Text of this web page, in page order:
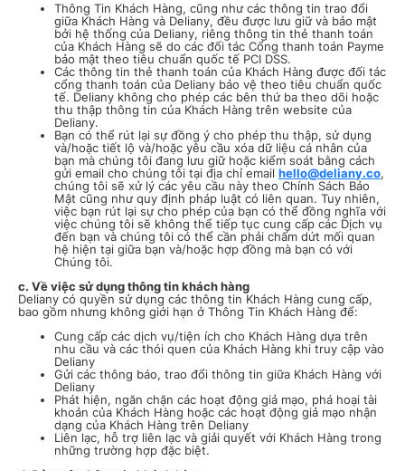
Thông Tin Khách Hàng, cũng như các thông tin trao đổi
giữa Khách Hàng và Deliany, đều được lưu giữ và bảo mật
bởi hệ thống của Deliany, riêng thông tin thẻ thanh toán
của Khách Hàng sẽ do các đối tác Cổng thanh toán Payme
bảo mật theo tiêu chuẩn quốc tế PCI DSS.
Các thông tin thẻ thanh toán của Khách Hàng được đối tác
cổng thanh toán của Deliany bảo vệ theo tiêu chuẩn quốc
tế. Deliany không cho phép các bên thứ ba theo dõi hoặc
thu thập thông tin của Khách Hàng trên website của
Deliany.
Bạn có thể rút lại sự đồng ý cho phép thu thập, sử dụng
và/hoặc tiết lộ và/hoặc yêu cầu xóa dữ liệu cá nhân của
bạn mà chúng tôi đang lưu giữ hoặc kiểm soát bằng cách
gửi email cho chúng tôi tại địa chỉ email hello@deliany.co,
chúng tôi sẽ xử lý các yêu cầu này theo Chính Sách Bảo
Mật cũng như quy định pháp luật có liên quan. Tuy nhiên,
việc bạn rút lại sự cho phép của bạn có thể đồng nghĩa với
việc chúng tôi sẽ không thể tiếp tục cung cấp các Dịch vụ
đến bạn và chúng tôi có thể cần phải chấm dứt mối quan
hệ hiện tại giữa bạn và/hoặc hợp đồng mà bạn có với
Chúng tôi.
c. Về việc sử dụng thông tin khách hàng
Deliany có quyền sử dụng các thông tin Khách Hàng cung cấp,
bao gồm nhưng không giới hạn ở Thông Tin Khách Hàng để:
Cung cấp các dịch vụ/tiện ích cho Khách Hàng dựa trên
nhu cầu và các thói quen của Khách Hàng khi truy cập vào
Deliany
Gửi các thông báo, trao đổi thông tin giữa Khách Hàng với
Deliany
Phát hiện, ngăn chặn các hoạt động giả mạo, phá hoại tài
khoản của Khách Hàng hoặc các hoạt động giả mạo nhận
dạng của Khách Hàng trên Deliany
Liên lạc, hỗ trợ liên lạc và giải quyết với Khách Hàng trong
những trường hợp đặc biệt.